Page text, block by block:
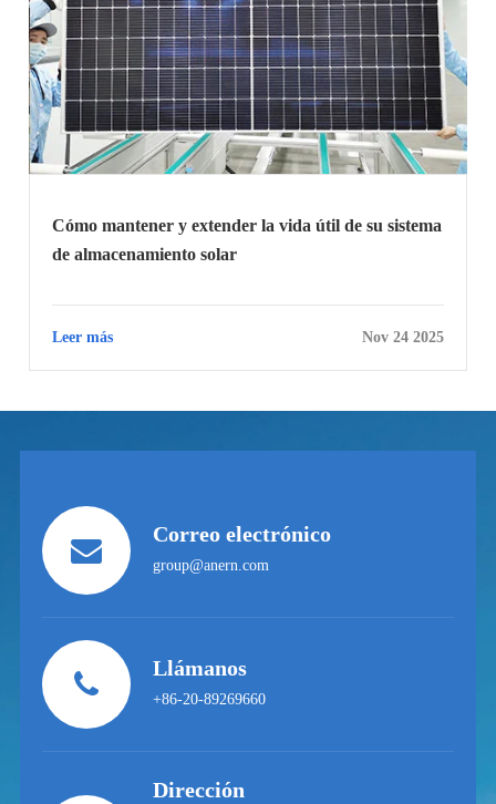
Cómo mantener y extender la vida útil de su sistema
de almacenamiento solar
Leer más Nov 24 2025
Correo electrónico
group@anern.com
Llámanos
+86-20-89269660
Dirección